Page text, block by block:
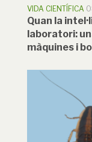
VIDA CIENTÍFICA
Quan la
laboratori:
màquines i